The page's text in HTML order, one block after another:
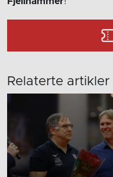
Relaterte artikler